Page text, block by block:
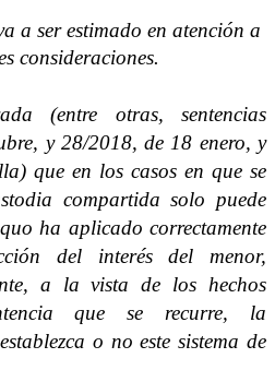
a ser estimado en atención a
consideraciones.
(entre otras, sentencias
y 28/2018, de 18 enero, y
que en los casos en que se
compartida solo puede
ha aplicado correctamente
del interés del menor,
a la vista de los hechos
que se recurre, la
o no este sistema de